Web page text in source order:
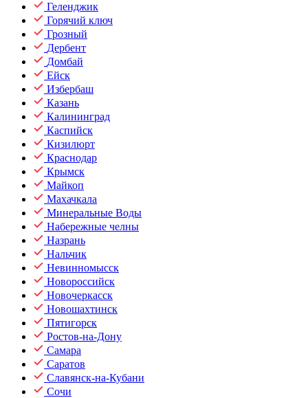
Геленджик
Горячий ключ
Грозный
Дербент
Домбай
Ейск
Избербаш
Казань
Калининград
Каспийск
Кизилюрт
Краснодар
Крымск
Майкоп
Махачкала
Минеральные Воды
Набережные челны
Назрань
Нальчик
Невинномысск
Новороссийск
Новочеркасск
Новошахтинск
Пятигорск
Ростов-на-Дону
Самара
Саратов
Славянск-на-Кубани
Сочи